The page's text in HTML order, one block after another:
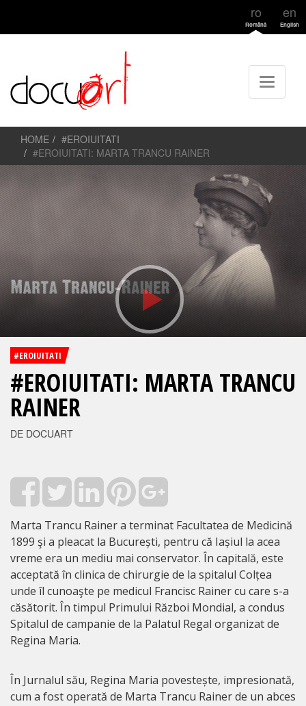
ro
Română
en
English
HOME
#EROIUITATI
#EROIUITATI: MARTA TRANCU RAINER
#EROIUITATI
#EROIUITATI: MARTA TRANCU
RAINER
DE DOCUART
Marta Trancu Rainer a terminat Facultatea de Medicină
1899 şi a pleacat la București, pentru că Iașiul la acea
vreme era un mediu mai conservator. În capitală, este
acceptată în clinica de chirurgie de la spitalul Colțea
unde îl cunoaşte pe medicul Francisc Rainer cu care s-a
căsătorit. În timpul Primului Război Mondial, a condus
Spitalul de campanie de la Palatul Regal organizat de
Regina Maria.
În Jurnalul său, Regina Maria povestește, impresionată,
cum a fost operată de Marta Trancu Rainer de un abces